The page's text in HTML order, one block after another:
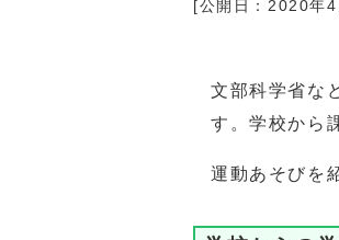
[公開日： 2020年4
文部科学省な
す。学校から
運動あそびを